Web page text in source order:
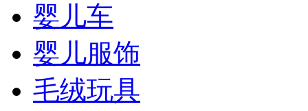
婴儿车
婴儿服饰
毛绒玩具